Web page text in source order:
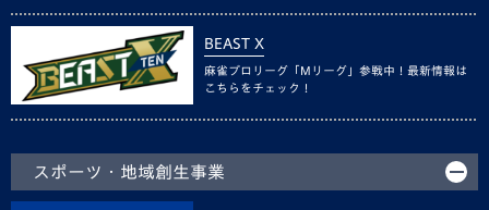
BEAST X
麻雀プロリーグ「Mリーグ」参戦中！最新情報は
こちらをチェック！
スポーツ・地域創生事業